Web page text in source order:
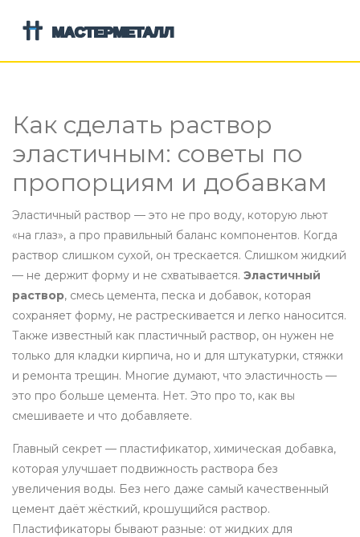
Как сделать раствор
эластичным: советы по
пропорциям и добавкам
Эластичный раствор — это не про воду, которую льют
«на глаз», а про правильный баланс компонентов. Когда
раствор слишком сухой, он трескается. Слишком жидкий
— не держит форму и не схватывается. Эластичный
раствор, смесь цемента, песка и добавок, которая
сохраняет форму, не растрескивается и легко наносится.
Также известный как пластичный раствор, он нужен не
только для кладки кирпича, но и для штукатурки, стяжки
и ремонта трещин. Многие думают, что эластичность —
это про больше цемента. Нет. Это про то, как вы
смешиваете и что добавляете.
Главный секрет — пластификатор, химическая добавка,
которая улучшает подвижность раствора без
увеличения воды. Без него даже самый качественный
цемент даёт жёсткий, крошущийся раствор.
Пластификаторы бывают разные: от жидких для